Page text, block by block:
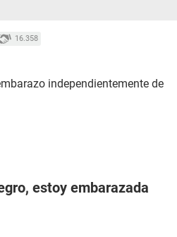
16.358
independientemente de
estoy embarazada